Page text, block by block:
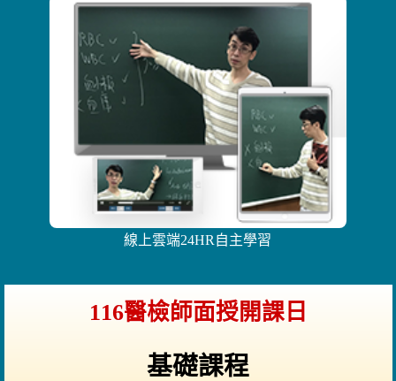
線上雲端24HR自主學習
116醫檢師面授開課日
基礎課程